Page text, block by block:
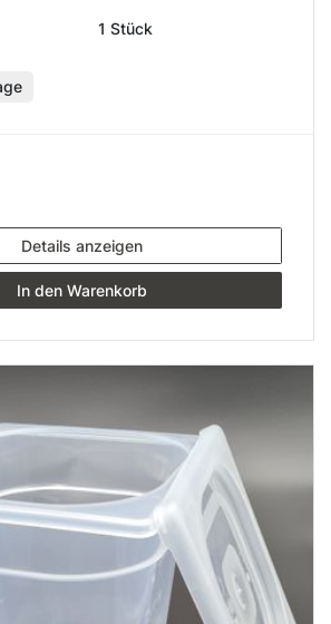
1 Stück
Details anzeigen
In den Warenkorb